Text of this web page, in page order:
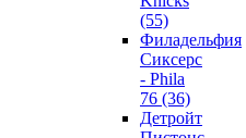
(55)
Филадельфия
Сиксерс
- Phila
76 (36)
Детройт